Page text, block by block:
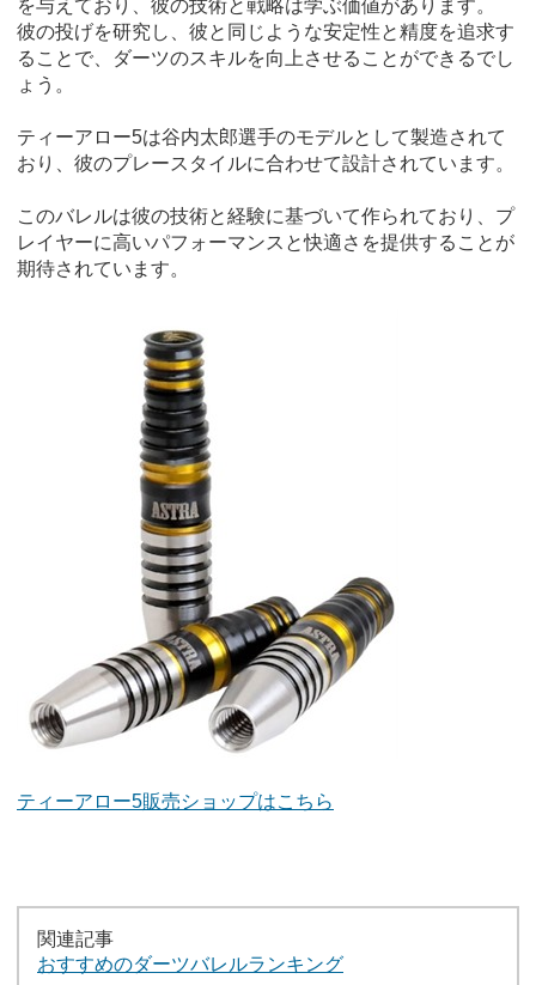
を与えており、彼の技術と戦略は学ぶ価値があります。
彼の投げを研究し、彼と同じような安定性と精度を追求す
ることで、ダーツのスキルを向上させることができるでし
ょう。
ティーアロー5は谷内太郎選手のモデルとして製造されて
おり、彼のプレースタイルに合わせて設計されています。
このバレルは彼の技術と経験に基づいて作られており、プ
レイヤーに高いパフォーマンスと快適さを提供することが
期待されています。
ティーアロー5販売ショップはこちら
関連記事
おすすめのダーツバレルランキング